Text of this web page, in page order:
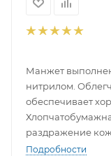
Манжет
нитрилом.
обеспечивает
раздражение
Подробности